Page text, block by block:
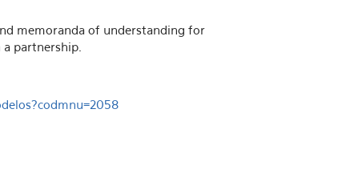
memoranda of understanding for
partnership.